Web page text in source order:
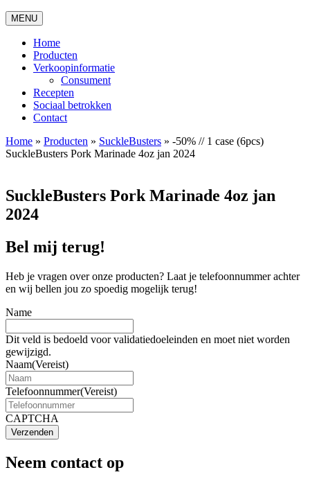
MENU
Home
Producten
Verkoopinformatie
Consument
Recepten
Sociaal betrokken
Contact
Home » Producten » SuckleBusters » -50% // 1 case (6pcs)
SuckleBusters Pork Marinade 4oz jan 2024
SuckleBusters Pork Marinade 4oz jan
2024
Bel mij terug!
Heb je vragen over onze producten? Laat je telefoonnummer achter
en wij bellen jou zo spoedig mogelijk terug!
Name
Dit veld is bedoeld voor validatiedoeleinden en moet niet worden
gewijzigd.
Naam(Vereist)
Telefoonnummer(Vereist)
CAPTCHA
Verzenden
Neem contact op